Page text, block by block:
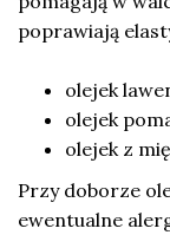
poprawiają
olejek
olejek
olejek z
Przy doborze
ewentualne